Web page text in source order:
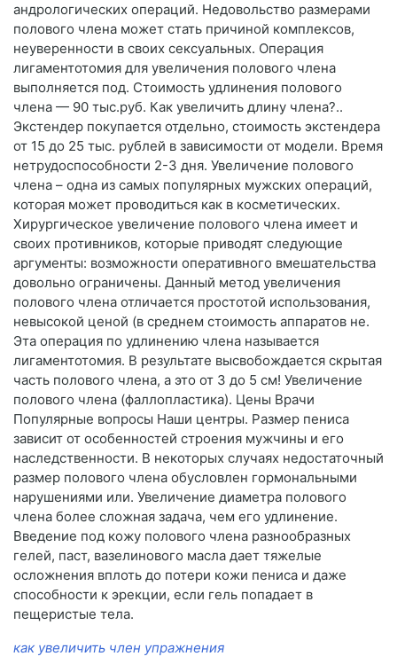
андрологических операций. Недовольство размерами
полового члена может стать причиной комплексов,
неуверенности в своих сексуальных. Операция
лигаментотомия для увеличения полового члена
выполняется под. Стоимость удлинения полового
члена — 90 тыс.руб. Как увеличить длину члена?..
Экстендер покупается отдельно, стоимость экстендера
от 15 до 25 тыс. рублей в зависимости от модели. Время
нетрудоспособности 2-3 дня. Увеличение полового
члена – одна из самых популярных мужских операций,
которая может проводиться как в косметических.
Хирургическое увеличение полового члена имеет и
своих противников, которые приводят следующие
аргументы: возможности оперативного вмешательства
довольно ограничены. Данный метод увеличения
полового члена отличается простотой использования,
невысокой ценой (в среднем стоимость аппаратов не.
Эта операция по удлинению члена называется
лигаментотомия. В результате высвобождается скрытая
часть полового члена, а это от 3 до 5 см! Увеличение
полового члена (фаллопластика). Цены Врачи
Популярные вопросы Наши центры. Размер пениса
зависит от особенностей строения мужчины и его
наследственности. В некоторых случаях недостаточный
размер полового члена обусловлен гормональными
нарушениями или. Увеличение диаметра полового
члена более сложная задача, чем его удлинение.
Введение под кожу полового члена разнообразных
гелей, паст, вазелинового масла дает тяжелые
осложнения вплоть до потери кожи пениса и даже
способности к эрекции, если гель попадает в
пещеристые тела.
как увеличить член упражнения